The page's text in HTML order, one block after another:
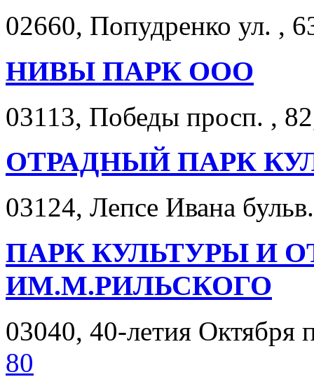
02660, Попудренко ул. ,
НИВЫ ПАРК ООО
03113, Победы просп. ,
ОТРАДНЫЙ ПАРК
03124, Лепсе Ивана
ПАРК КУЛЬТУРЫ И
ИМ.М.РИЛЬСКОГО
03040, 40-летия Октября
80